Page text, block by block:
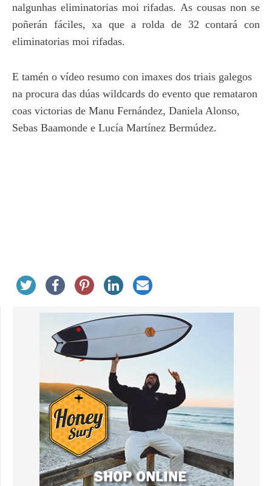
nalgunhas eliminatorias moi rifadas. As cousas non se
poñerán fáciles, xa que a rolda de 32 contará con
eliminatorias moi rifadas.
E tamén o vídeo resumo con imaxes dos triais galegos
na procura das dúas wildcards do evento que remataron
coas victorias de Manu Fernández, Daniela Alonso,
Sebas Baamonde e Lucía Martínez Bermúdez.